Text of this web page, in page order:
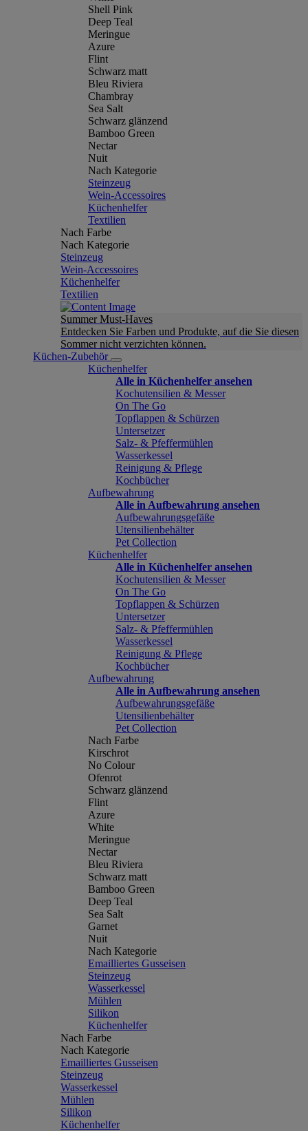
Shell Pink
Deep Teal
Meringue
Azure
Flint
Schwarz matt
Bleu Riviera
Chambray
Sea Salt
Schwarz glänzend
Bamboo Green
Nectar
Nuit
Nach Kategorie
Steinzeug
Wein-Accessoires
Küchenhelfer
Textilien
Nach Farbe
Nach Kategorie
Steinzeug
Wein-Accessoires
Küchenhelfer
Textilien
Summer Must-Haves
Entdecken Sie Farben und Produkte, auf die Sie diesen
Sommer nicht verzichten können.
Küchen-Zubehör
Küchenhelfer
Alle in Küchenhelfer ansehen
Kochutensilien & Messer
On The Go
Topflappen & Schürzen
Untersetzer
Salz- & Pfeffermühlen
Wasserkessel
Reinigung & Pflege
Kochbücher
Aufbewahrung
Alle in Aufbewahrung ansehen
Aufbewahrungsgefäße
Utensilienbehälter
Pet Collection
Küchenhelfer
Alle in Küchenhelfer ansehen
Kochutensilien & Messer
On The Go
Topflappen & Schürzen
Untersetzer
Salz- & Pfeffermühlen
Wasserkessel
Reinigung & Pflege
Kochbücher
Aufbewahrung
Alle in Aufbewahrung ansehen
Aufbewahrungsgefäße
Utensilienbehälter
Pet Collection
Nach Farbe
Kirschrot
No Colour
Ofenrot
Schwarz glänzend
Flint
Azure
White
Meringue
Nectar
Bleu Riviera
Schwarz matt
Bamboo Green
Deep Teal
Sea Salt
Garnet
Nuit
Nach Kategorie
Emailliertes Gusseisen
Steinzeug
Wasserkessel
Mühlen
Silikon
Küchenhelfer
Nach Farbe
Nach Kategorie
Emailliertes Gusseisen
Steinzeug
Wasserkessel
Mühlen
Silikon
Küchenhelfer